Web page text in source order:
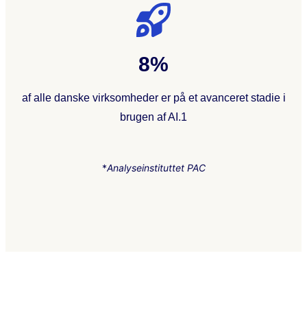
8%
af alle danske virksomheder er på et avanceret stadie i
brugen af AI.1
*Analyseinstituttet PAC